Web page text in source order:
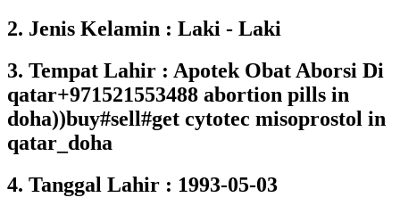
2. Jenis Kelamin : Laki - Laki
3. Tempat Lahir : Apotek Obat Aborsi Di
qatar+971521553488 abortion pills in
doha))buy#sell#get cytotec misoprostol in
qatar_doha
4. Tanggal Lahir : 1993-05-03